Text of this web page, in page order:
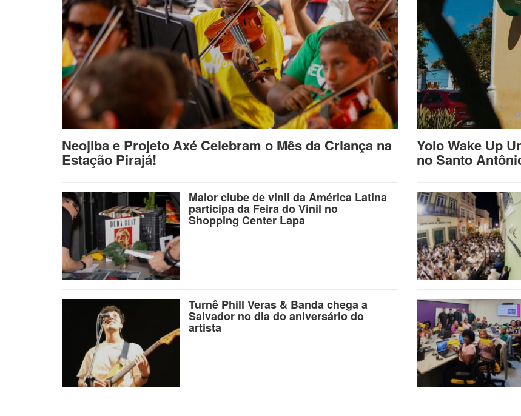
Neojiba e Projeto Axé Celebram o Mês da Criança na
Estação Pirajá!
Yolo Wake Up
no Santo
Maior clube de vinil da América Latina
participa da Feira do Vinil no
Shopping Center Lapa
Turnê Phill Veras & Banda chega a
Salvador no dia do aniversário do
artista